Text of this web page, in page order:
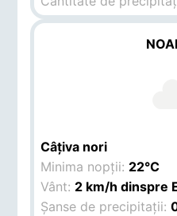
Câțiva nori
Minima nopții: 22°C
Vânt: 2 km/h dinspre
Șanse de precipitații: